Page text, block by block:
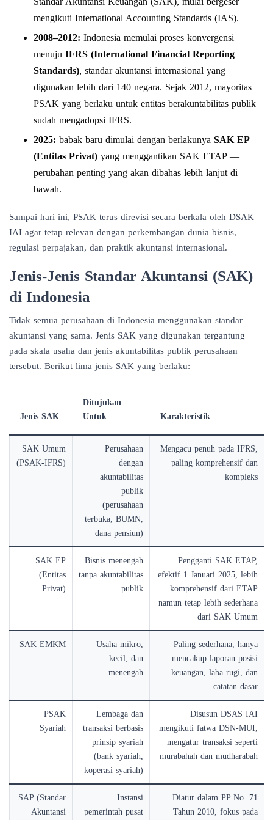
mengikuti International Accounting Standards (IAS).
2008–2012: Indonesia memulai proses konvergensi
menuju IFRS (International Financial Reporting
Standards), standar akuntansi internasional yang
digunakan lebih dari 140 negara. Sejak 2012, mayoritas
PSAK yang berlaku untuk entitas berakuntabilitas publik
sudah mengadopsi IFRS.
2025: babak baru dimulai dengan berlakunya SAK EP
(Entitas Privat) yang menggantikan SAK ETAP —
perubahan penting yang akan dibahas lebih lanjut di
bawah.
Sampai hari ini, PSAK terus direvisi secara berkala oleh DSAK
IAI agar tetap relevan dengan perkembangan dunia bisnis,
regulasi perpajakan, dan praktik akuntansi internasional.
Jenis-Jenis Standar Akuntansi (SAK)
di Indonesia
Tidak semua perusahaan di Indonesia menggunakan standar
akuntansi yang sama. Jenis SAK yang digunakan tergantung
pada skala usaha dan jenis akuntabilitas publik perusahaan
tersebut. Berikut lima jenis SAK yang berlaku:
Jenis SAK
Ditujukan
Untuk
Karakteristik
SAK Umum
(PSAK-IFRS)
Perusahaan
dengan
akuntabilitas
publik
(perusahaan
terbuka, BUMN,
dana pensiun)
Mengacu penuh pada IFRS,
paling komprehensif dan
kompleks
SAK EP
(Entitas
Privat)
Bisnis menengah
tanpa akuntabilitas
publik
Pengganti SAK ETAP,
efektif 1 Januari 2025, lebih
komprehensif dari ETAP
namun tetap lebih sederhana
dari SAK Umum
SAK EMKM
Usaha mikro,
kecil, dan
menengah
Paling sederhana, hanya
mencakup laporan posisi
keuangan, laba rugi, dan
catatan dasar
PSAK
Syariah
Lembaga dan
transaksi berbasis
prinsip syariah
(bank syariah,
koperasi syariah)
Disusun DSAS IAI
mengikuti fatwa DSN-MUI,
mengatur transaksi seperti
murabahah dan mudharabah
SAP (Standar
Akuntansi
Instansi
pemerintah pusat
Diatur dalam PP No. 71
Tahun 2010, fokus pada